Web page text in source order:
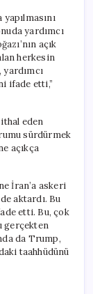
yardımcı
açık
herkesin
ifade etti,”
eden
sürdürmek
açıkça
İran’a askeri
aktardı. Bu
etti. Bu, çok
gerçekten
da Trump,
taahhüdünü